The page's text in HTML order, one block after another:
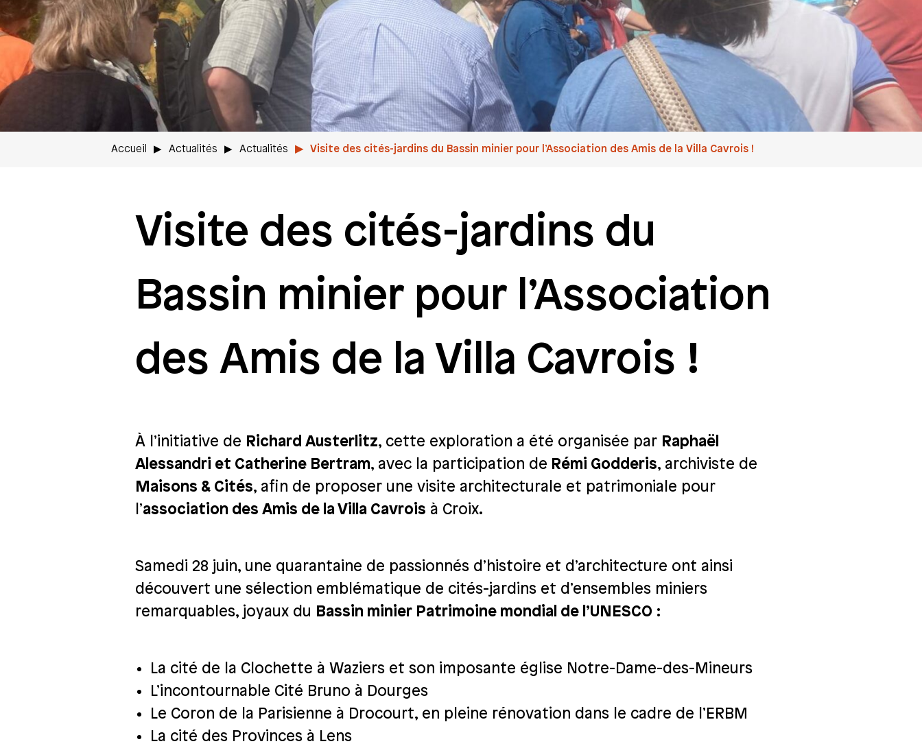
Accueil Actualités Actualités Visite des cités-jardins du Bassin minier pour l’Association des Amis de la Villa Cavrois !
Visite des cités-jardins du
Bassin minier pour l’Association
des Amis de la Villa Cavrois !
À l’initiative de Richard Austerlitz, cette exploration a été organisée par Raphaël
Alessandri et Catherine Bertram, avec la participation de Rémi Godderis, archiviste de
Maisons & Cités, afin de proposer une visite architecturale et patrimoniale pour
l’association des Amis de la Villa Cavrois à Croix.
Samedi 28 juin, une quarantaine de passionnés d’histoire et d’architecture ont ainsi
découvert une sélection emblématique de cités-jardins et d’ensembles miniers
remarquables, joyaux du Bassin minier Patrimoine mondial de l’UNESCO :
La cité de la Clochette à Waziers et son imposante église Notre-Dame-des-Mineurs
L’incontournable Cité Bruno à Dourges
Le Coron de la Parisienne à Drocourt, en pleine rénovation dans le cadre de l’ERBM
La cité des Provinces à Lens